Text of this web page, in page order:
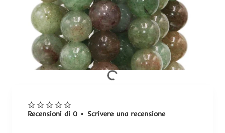
Recensioni di 0 • Scrivere una recensione